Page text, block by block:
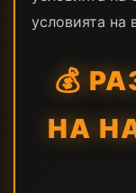
условията на
💰
НА